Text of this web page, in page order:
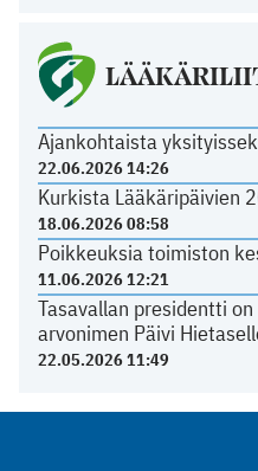
Ajankohtaista
22.06.2026 14:26
Kurkista Lääkäripäivien
18.06.2026 08:58
Poikkeuksia toimiston
11.06.2026 12:21
Tasavallan presidentti
arvonimen Päivi
22.05.2026 11:49